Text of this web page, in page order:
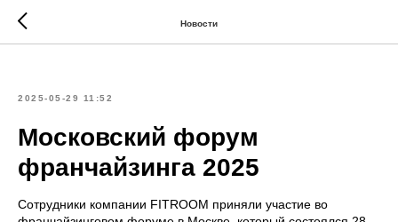
Новости
2025-05-29 11:52
Московский форум
франчайзинга 2025
Сотрудники компании FITROOM приняли участие во